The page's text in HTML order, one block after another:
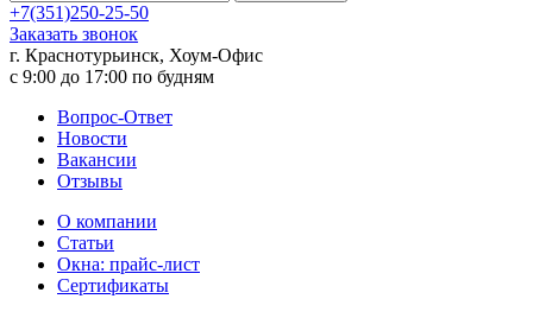
+7(351)250-25-50
Заказать звонок
г. Краснотурьинск, Хоум-Офис
c 9:00 до 17:00 по будням
Вопрос-Ответ
Новости
Вакансии
Отзывы
О компании
Статьи
Окна: прайс-лист
Сертификаты